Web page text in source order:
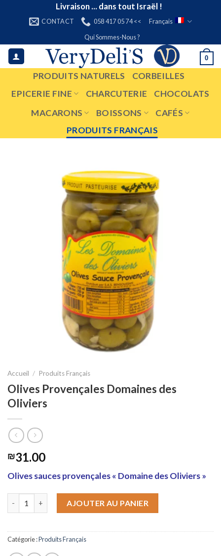
Livraison ... dans tout Israël !
CONTACT 058 417 05 74 <<
Français
Qui Sommes-Nous ?
0
PRODUITS NATURELS
CORBEILLES
EPICERIE FINE
CHARCUTERIE
CHOCOLATS
MACARONS
BOISSONS
CAFÉS
PRODUITS FRANÇAIS
Accueil / Produits Français
Olives Provençales Domaines des
Oliviers
₪31.00
Olives sauces provençales « Domaine des Oliviers »
AJOUTER AU PANIER
Catégorie :Produits Français